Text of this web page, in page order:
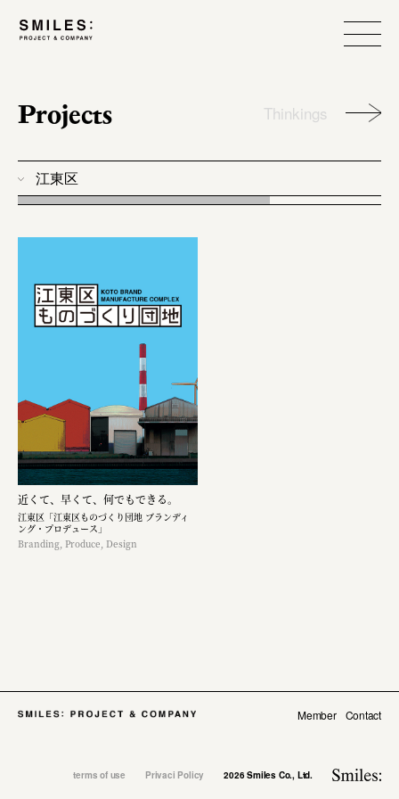
Projects Thinkings
江東区
all
workshop
food design
produce
web
design
planning
pr
Soup Stock Tokyo
100本のスプーン
近くて、早くて、何でもできる。
江東区「江東区ものづくり団地 ブランディ
ング・プロデュース」
Branding, Produce, Design
Member Contact
terms of use Privaci Policy 2026 Smiles Co., Ltd.